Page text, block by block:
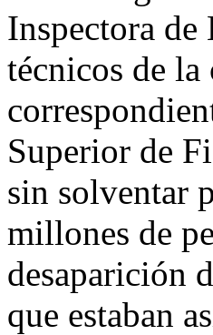
Inspectora de
técnicos de
Superior de
sin solventar
millones de
desaparición
que estaban